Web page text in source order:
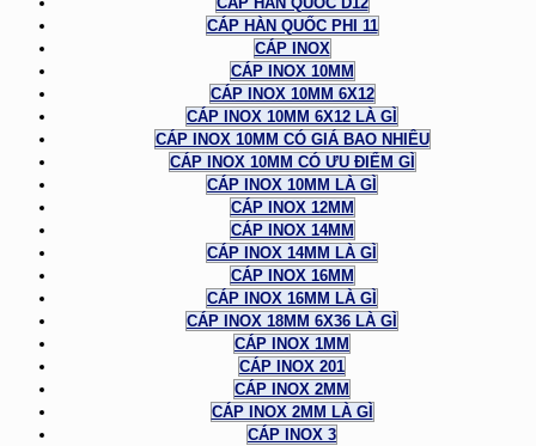
CÁP HÀN QUỐC PHI 11
CÁP INOX
CÁP INOX 10MM
CÁP INOX 10MM 6X12
CÁP INOX 10MM 6X12 LÀ GÌ
CÁP INOX 10MM CÓ GIÁ BAO NHIÊU
CÁP INOX 10MM CÓ ƯU ĐIỂM GÌ
CÁP INOX 10MM LÀ GÌ
CÁP INOX 12MM
CÁP INOX 14MM
CÁP INOX 14MM LÀ GÌ
CÁP INOX 16MM
CÁP INOX 16MM LÀ GÌ
CÁP INOX 18MM 6X36 LÀ GÌ
CÁP INOX 1MM
CÁP INOX 201
CÁP INOX 2MM
CÁP INOX 2MM LÀ GÌ
CÁP INOX 3